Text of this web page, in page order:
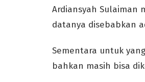
Ardiansyah Sulaiman
datanya disebabkan
Sementara untuk
bahkan masih bisa